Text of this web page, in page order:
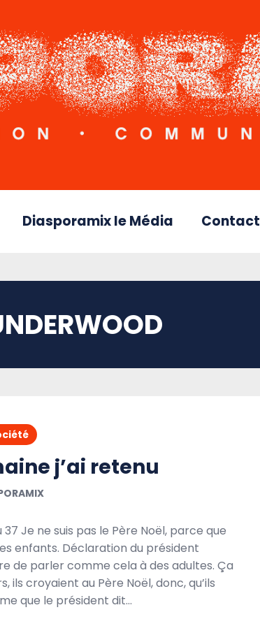
Diasporamix le Média Contact
j’ai retenu
Je ne suis pas le Père Noël, parce que
enfants. Déclaration du président
de parler comme cela à des adultes. Ça
ils croyaient au Père Noël, donc, qu’ils
que le président dit…